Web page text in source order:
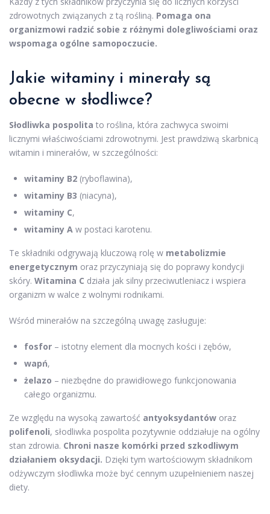
zdrowotnych związanych z tą rośliną. Pomaga ona
organizmowi radzić sobie z różnymi dolegliwościami oraz
wspomaga ogólne samopoczucie.
Jakie witaminy i minerały są
obecne w słodliwce?
Słodliwka pospolita to roślina, która zachwyca swoimi
licznymi właściwościami zdrowotnymi. Jest prawdziwą skarbnicą
witamin i minerałów, w szczególności:
witaminy B2 (ryboflawina),
witaminy B3 (niacyna),
witaminy C,
witaminy A w postaci karotenu.
Te składniki odgrywają kluczową rolę w metabolizmie
energetycznym oraz przyczyniają się do poprawy kondycji
skóry. Witamina C działa jak silny przeciwutleniacz i wspiera
organizm w walce z wolnymi rodnikami.
Wśród minerałów na szczególną uwagę zasługuje:
fosfor – istotny element dla mocnych kości i zębów,
wapń,
żelazo – niezbędne do prawidłowego funkcjonowania
całego organizmu.
Ze względu na wysoką zawartość antyoksydantów oraz
polifenoli, słodliwka pospolita pozytywnie oddziałuje na ogólny
stan zdrowia. Chroni nasze komórki przed szkodliwym
działaniem oksydacji. Dzięki tym wartościowym składnikom
odżywczym słodliwka może być cennym uzupełnieniem naszej
diety.